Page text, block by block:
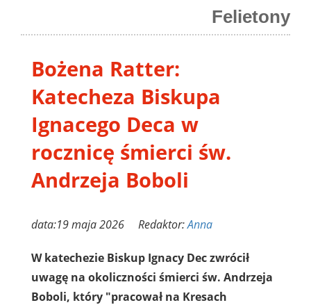
Felietony
Bożena Ratter:
Katecheza Biskupa
Ignacego Deca w
rocznicę śmierci św.
Andrzeja Boboli
data:19 maja 2026 Redaktor:Anna
W katechezie Biskup Ignacy Dec zwrócił
uwagę na okoliczności śmierci św. Andrzeja
Boboli, który "pracował na Kresach